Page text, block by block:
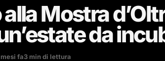
alla Mostra
da
mesi fa3 min di lettura